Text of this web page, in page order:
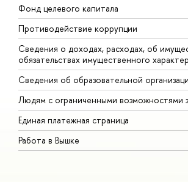
Фонд целевого капитала
Противодействие коррупции
Сведения о доходах, расходах, об
обязательствах имущественного
Сведения об образовательной
Людям с ограниченными возможностями
Единая платежная страница
Работа в Вышке